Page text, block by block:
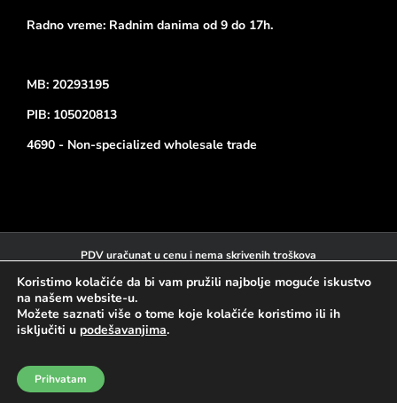
Radno vreme: Radnim danima od 9 do 17h.
MB: 20293195
PIB: 105020813
4690 - Non-specialized wholesale trade
PDV uračunat u cenu i nema skrivenih troškova
Koristimo kolačiće da bi vam pružili najbolje moguće iskustvo
na našem website-u.
Možete saznati više o tome koje kolačiće koristimo ili ih
isključiti u podešavanjima.
Prihvatam